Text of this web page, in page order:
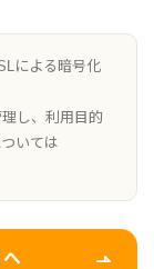
による暗号化
し、利用目的
いては